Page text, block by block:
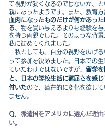
て視野が狭くなるのではないか、
親にあったようです。また、教育
血肉になったものだけが何かあっ
る 、物を買い与えるよりも経験を
を持つ両親でした。そのような背
私に勧めてくれました。
私としても、自分の視野を広げる
って参加を決めました。日本での
ていたわけではないですが、 留学を
と、日本の学校生活に窮屈さを感
付いたので、潜在的に変化を欲して
ません。
Ｑ． 派遣国をアメリカに選んだ理
い。